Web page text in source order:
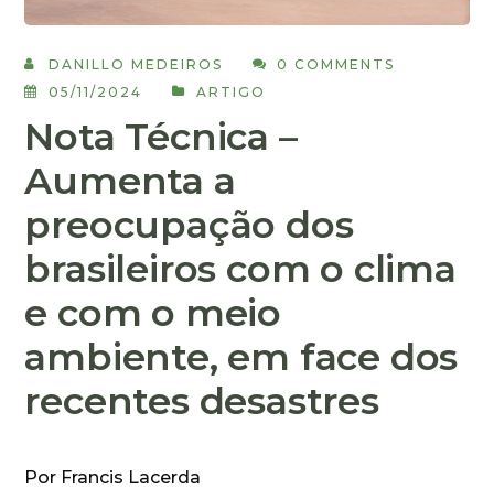
DANILLO MEDEIROS
0 COMMENTS
05/11/2024
ARTIGO
Nota Técnica –
Aumenta a
preocupação dos
brasileiros com o clima
e com o meio
ambiente, em face dos
recentes desastres
Por Francis Lacerda